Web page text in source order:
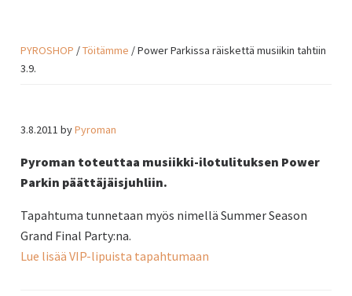
PYROSHOP /Töitämme / Power Parkissa räiskettä musiikin tahtiin
3.9.
3.8.2011 byPyroman
Pyroman toteuttaa musiikki-ilotulituksen Power
Parkin päättäjäisjuhliin.
Tapahtuma tunnetaan myös nimellä Summer Season
Grand Final Party:na.
Lue lisää VIP-lipuista tapahtumaan